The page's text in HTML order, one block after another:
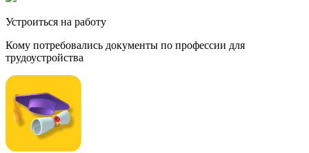
Устроиться на работу
Кому потребовались документы по профессии для
трудоустройства